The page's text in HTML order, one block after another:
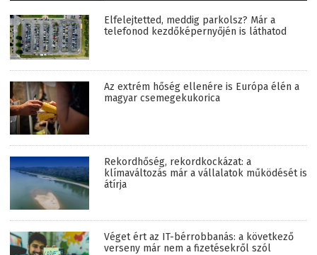
Elfelejtetted, meddig parkolsz? Már a
telefonod kezdőképernyőjén is láthatod
Az extrém hőség ellenére is Európa élén a
magyar csemegekukorica
Rekordhőség, rekordkockázat: a
klímaváltozás már a vállalatok működését is
átírja
Véget ért az IT-bérrobbanás: a következő
verseny már nem a fizetésekről szól